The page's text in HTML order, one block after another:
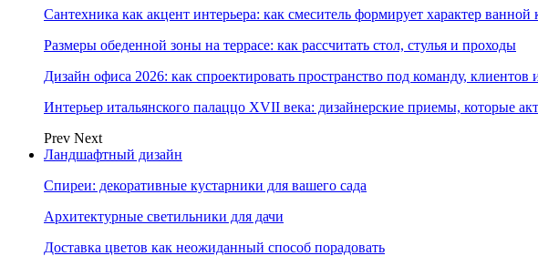
Сантехника как акцент интерьера: как смеситель формирует характер ванной
Размеры обеденной зоны на террасе: как рассчитать стол, стулья и проходы
Дизайн офиса 2026: как спроектировать пространство под команду, клиентов
Интерьер итальянского палаццо XVII века: дизайнерские приемы, которые
Prev Next
Ландшафтный дизайн
Спиреи: декоративные кустарники для вашего сада
Архитектурные светильники для дачи
Доставка цветов как неожиданный способ порадовать